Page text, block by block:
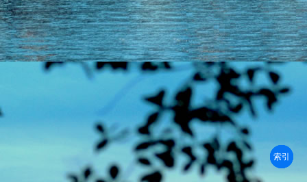
部首
笔划
拼音
潮拼